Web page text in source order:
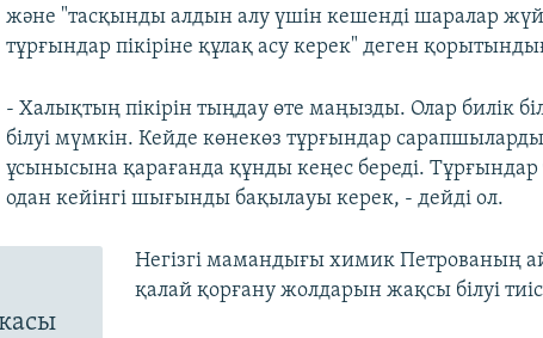
және "тасқынды алдын алу үшін кешенді шаралар
тұрғындар пікіріне құлақ асу керек" деген
- Халықтың пікірін тыңдау өте маңызды. Олар билік
білуі мүмкін. Кейде көнекөз тұрғындар
ұсынысына қарағанда құнды кеңес береді. Тұрғындар
одан кейінгі шығынды бақылауы керек, - дейді ол.
Негізгі мамандығы химик Петрованың
қалай қорғану жолдарын жақсы білуі тиіс